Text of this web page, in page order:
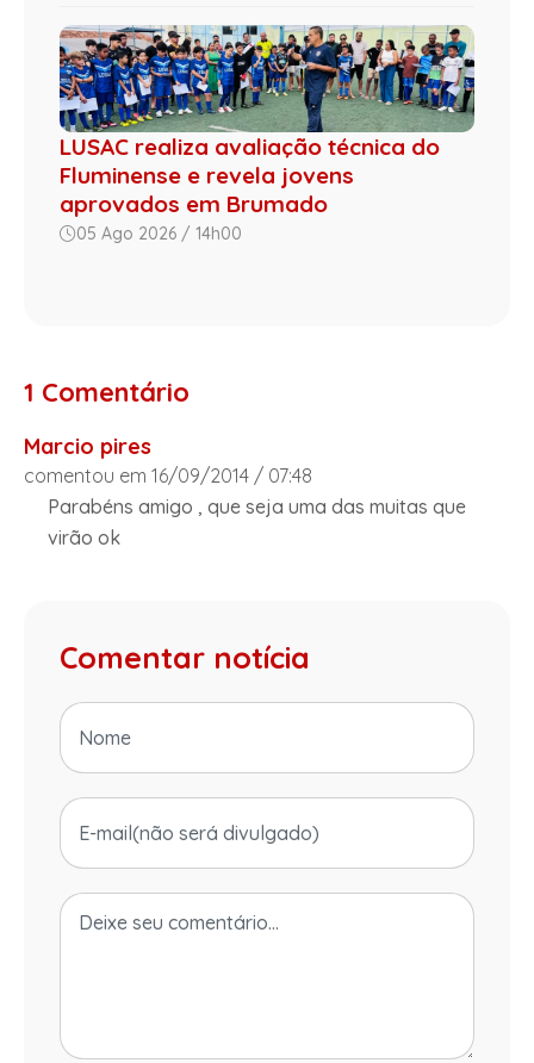
LUSAC realiza avaliação técnica do
Fluminense e revela jovens
aprovados em Brumado
05 Ago 2026 / 14h00
1 Comentário
Marcio pires
comentou em 16/09/2014 / 07:48
Parabéns amigo , que seja uma das muitas que
virão ok
Comentar notícia